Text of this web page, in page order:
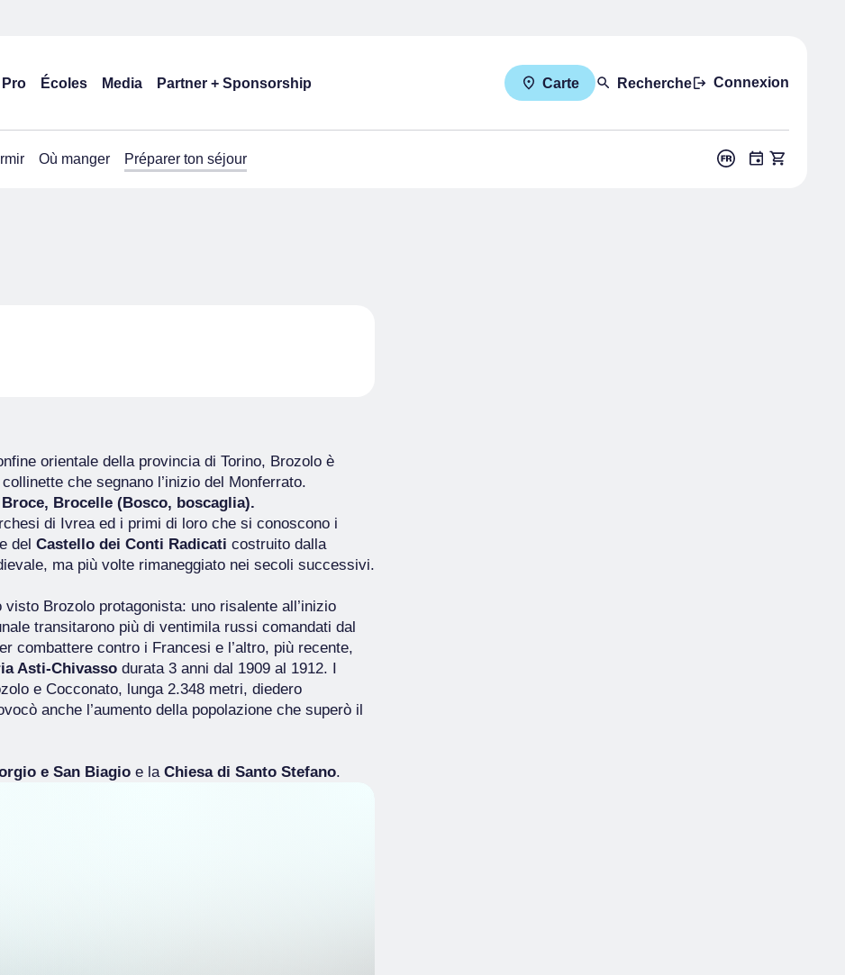
Pro Écoles Media Partner + Sponsorship Carte Recherche Connexion
Où manger Préparer ton séjour
orientale della provincia di Torino, Brozolo è
che segnano l’inizio del Monferrato.
Broce, Brocelle (Bosco, boscaglia).
di Ivrea ed i primi di loro che si conoscono i
del Castello dei Conti Radicati costruito dalla
ma più volte rimaneggiato nei secoli successivi.
Brozolo protagonista: uno risalente all’inizio
transitarono più di ventimila russi comandati dal
combattere contro i Francesi e l’altro, più recente,
Asti-Chivasso durata 3 anni dal 1909 al 1912. I
e Cocconato, lunga 2.348 metri, diedero
anche l’aumento della popolazione che superò il
e San Biagio e la Chiesa di Santo Stefano.